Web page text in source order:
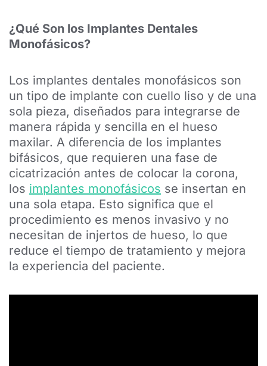
¿Qué Son los Implantes Dentales
Monofásicos?
Los implantes dentales monofásicos son
un tipo de implante con cuello liso y de una
sola pieza, diseñados para integrarse de
manera rápida y sencilla en el hueso
maxilar. A diferencia de los implantes
bifásicos, que requieren una fase de
cicatrización antes de colocar la corona,
los implantes monofásicos se insertan en
una sola etapa. Esto significa que el
procedimiento es menos invasivo y no
necesitan de injertos de hueso, lo que
reduce el tiempo de tratamiento y mejora
la experiencia del paciente.